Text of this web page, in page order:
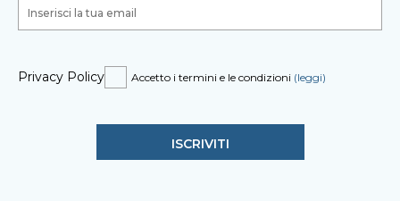
Privacy Policy Accetto i termini e le condizioni (leggi)